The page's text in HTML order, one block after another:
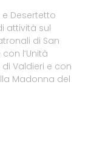
e Desertetto
attività sul
di San
l’Unità
Valdieri e con
Madonna del